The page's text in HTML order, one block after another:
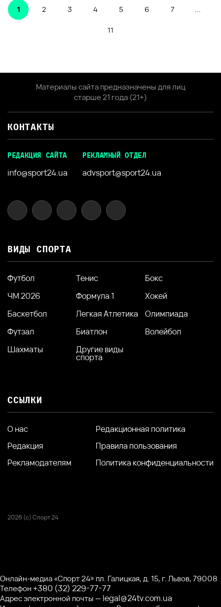
1 2 3 4 5 6 7
11
Материалы сайта предназначены для лиц
старше 21 года (21+)
КОНТАКТЫ
РЕДАКЦИЯ САЙТА
info@sport24.ua
РЕКЛАМНЫЙ ОТДЕЛ
advsport@sport24.ua
ВИДЫ СПОРТА
Футбол Тенис
Бокс
ЧМ 2026
Формула 1
Хокей
Баскетбол
Легкая Атлетика
Олимпиада
Футзал
Биатлон
Волейбол
Шахматы
Другие виды
спорта
ССЫЛКИ
О нас
Редакция
Рекламодателям
Редакционная политика
Правила пользования
Политика конфиденциальности
2026 (с) Спорт 24
Онлайн-медиа «Спорт 24» пл. Галицкая, д. 15, г. Львов, 79008
Телефон +380 (32) 229-77-77
Адрес электронной почты — legal@24tv.com.ua